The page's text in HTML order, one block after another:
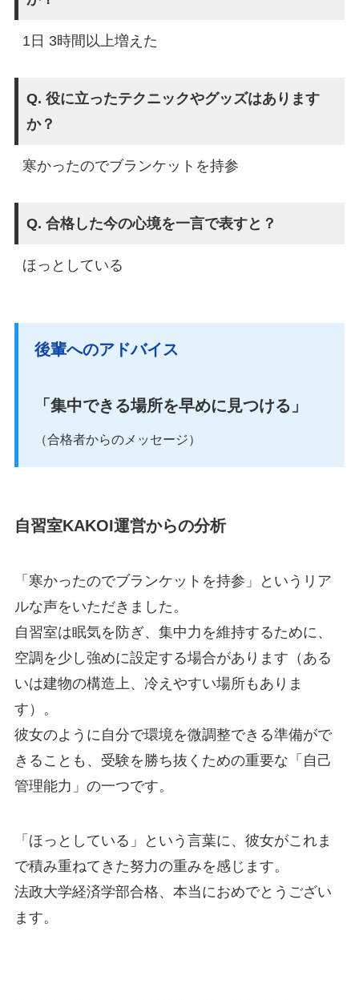
1日 3時間以上増えた
Q. 役に立ったテクニックやグッズはあります
か？
寒かったのでブランケットを持参
Q. 合格した今の心境を一言で表すと？
ほっとしている
後輩へのアドバイス
「集中できる場所を早めに見つける」
（合格者からのメッセージ）
自習室KAKOI運営からの分析
「寒かったのでブランケットを持参」というリア
ルな声をいただきました。
自習室は眠気を防ぎ、集中力を維持するために、
空調を少し強めに設定する場合があります（ある
いは建物の構造上、冷えやすい場所もありま
す）。
彼女のように自分で環境を微調整できる準備がで
きることも、受験を勝ち抜くための重要な「自己
管理能力」の一つです。
「ほっとしている」という言葉に、彼女がこれま
で積み重ねてきた努力の重みを感じます。
法政大学経済学部合格、本当におめでとうござい
ます。